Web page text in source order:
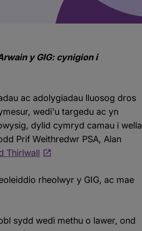
y GIG: cynigion i
ac adolygiadau lluosog dros
wedi'u targedu ac yn
dylid cymryd camau i wella
Prif Weithredwr PSA, Alan
Thirlwall
rheolwyr y GIG, ac mae
sydd wedi methu o lawer, ond